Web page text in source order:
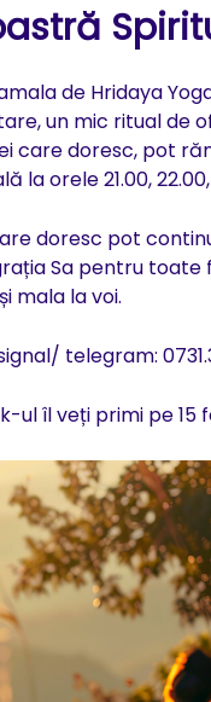
de Hridaya
un mic ritual de
care doresc, pot
la orele 21.00,
doresc pot
Sa pentru toate
mala la voi.
telegram:
ul îl veți primi pe 15